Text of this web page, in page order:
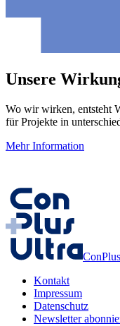
Unsere
Wo wir wirken, entsteht
für Projekte in
Mehr Information
Kontakt
Impressum
Datenschutz
Newsletter